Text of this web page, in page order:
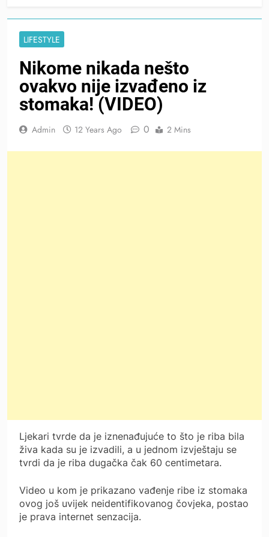
LIFESTYLE
Nikome nikada nešto
ovakvo nije izvađeno iz
stomaka! (VIDEO)
Admin 12 Years Ago 0 2 Mins
Ljekari tvrde da je iznenađujuće to što je riba bila
živa kada su je izvadili, a u jednom izvještaju se
tvrdi da je riba dugačka čak 60 centimetara.
Video u kom je prikazano vađenje ribe iz stomaka
ovog još uvijek neidentifikovanog čovjeka, postao
je prava internet senzacija.